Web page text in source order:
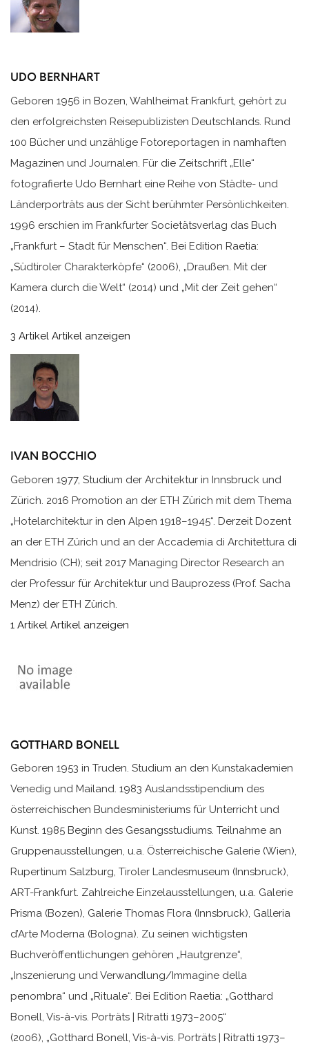
UDO BERNHART
Geboren 1956 in Bozen, Wahlheimat Frankfurt, gehört zu
den erfolgreichsten Reisepublizisten Deutschlands. Rund
100 Bücher und unzählige Fotoreportagen in namhaften
Magazinen und Journalen. Für die Zeitschrift „Elle“
fotografierte Udo Bernhart eine Reihe von Städte- und
Länderporträts aus der Sicht berühmter Persönlichkeiten.
1996 erschien im Frankfurter Societätsverlag das Buch
„Frankfurt – Stadt für Menschen“. Bei Edition Raetia:
„Südtiroler Charakterköpfe“ (2006), „Draußen. Mit der
Kamera durch die Welt“ (2014) und „Mit der Zeit gehen“
(2014).
3 Artikel Artikel anzeigen
IVAN BOCCHIO
Geboren 1977, Studium der Architektur in Innsbruck und
Zürich. 2016 Promotion an der ETH Zürich mit dem Thema
„Hotelarchitektur in den Alpen 1918–1945“. Derzeit Dozent
an der ETH Zürich und an der Accademia di Architettura di
Mendrisio (CH); seit 2017 Managing Director Research an
der Professur für Architektur und Bauprozess (Prof. Sacha
Menz) der ETH Zürich.
1 Artikel Artikel anzeigen
GOTTHARD BONELL
Geboren 1953 in Truden. Studium an den Kunstakademien
Venedig und Mailand. 1983 Auslandsstipendium des
österreichischen Bundesministeriums für Unterricht und
Kunst. 1985 Beginn des Gesangsstudiums. Teilnahme an
Gruppenausstellungen, u.a. Österreichische Galerie (Wien),
Rupertinum Salzburg, Tiroler Landesmuseum (Innsbruck),
ART-Frankfurt. Zahlreiche Einzelausstellungen, u.a. Galerie
Prisma (Bozen), Galerie Thomas Flora (Innsbruck), Galleria
d’Arte Moderna (Bologna). Zu seinen wichtigsten
Buchveröffentlichungen gehören „Hautgrenze“,
„Inszenierung und Verwandlung/Immagine della
penombra“ und „Rituale“. Bei Edition Raetia: „Gotthard
Bonell, Vis-à-vis. Porträts | Ritratti 1973–2005“
(2006), „Gotthard Bonell, Vis-à-vis. Porträts | Ritratti 1973–